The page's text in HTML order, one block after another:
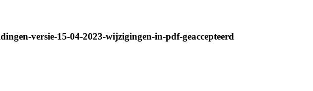
versie-15-04-2023-wijzigingen-in-pdf-geaccepteerd